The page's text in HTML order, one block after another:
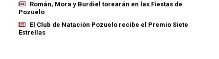
Román, Mora y Burdiel torearán en las Fiestas de
Pozuelo
El Club de Natación Pozuelo recibe el Premio Siete
Estrellas